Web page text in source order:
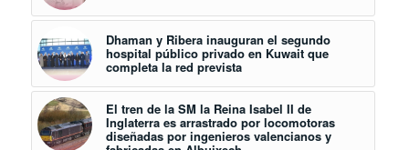
Dhaman y Ribera inauguran el segundo
hospital público privado en Kuwait que
completa la red prevista
El tren de la SM la Reina Isabel II de
Inglaterra es arrastrado por locomotoras
diseñadas por ingenieros valencianos y